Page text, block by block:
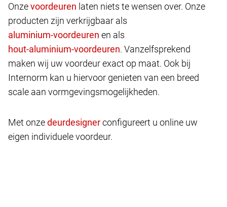
Onze
laten niets te wensen over. Onze
producten zijn verkrijgbaar als
en als
. Vanzelfsprekend
maken wij uw voordeur exact op maat. Ook bij
Internorm kan u hiervoor genieten van een breed
scale aan vormgevingsmogelijkheden.
Met onze
configureert u online uw
eigen individuele voordeur.